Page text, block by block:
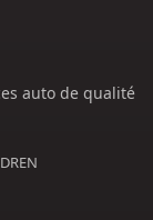
auto de qualité